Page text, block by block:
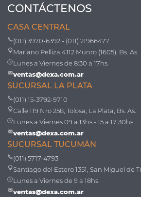
CONTÁCTENOS
CASA CENTRAL
(011) 3970-6392 - (011) 21966477
Mariano Pelliza 4112 Munro (1605), Bs. As.
Lunes a Viernes de 8:30 a 17hs.
ventas@dexa.com.ar
SUCURSAL LA PLATA
(011) 15-3792-9710
Calle 119 Nro 258, Tolosa, La Plata, Bs. As.
Lunes a Viernes 09 a 13hs - 15 a 17:30hs
ventas@dexa.com.ar
SUCURSAL TUCUMÁN
(011) 5717-4793
Santiago del Estero 1351, San Miguel de
Lunes a Viernes de 9 a 18hs.
ventas@dexa.com.ar